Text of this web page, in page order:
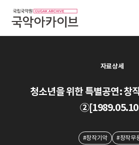
자료상세
청소년을 위한 특별공연: 창
#창작기악 #창작무